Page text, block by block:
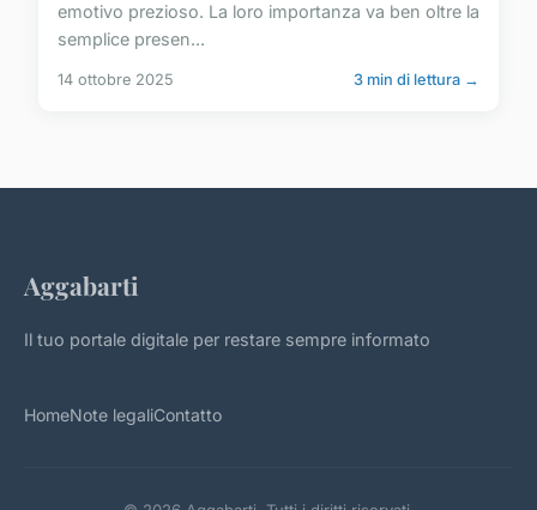
emotivo prezioso. La loro importanza va ben oltre la
semplice presen...
14 ottobre 2025 3 min di lettura →
Aggabarti
Il tuo portale digitale per restare sempre informato
HomeNote legaliContatto